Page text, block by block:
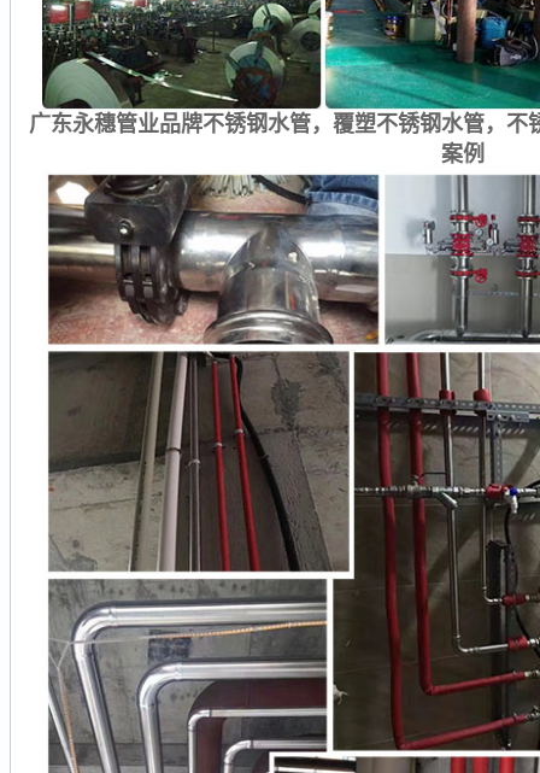
广东永穗管业品牌不锈钢水管，覆塑不锈钢水管，
案例